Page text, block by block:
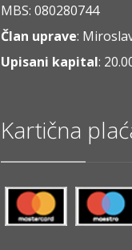
MBS: 080280744
Član uprave:
Upisani kapital:
Kartična